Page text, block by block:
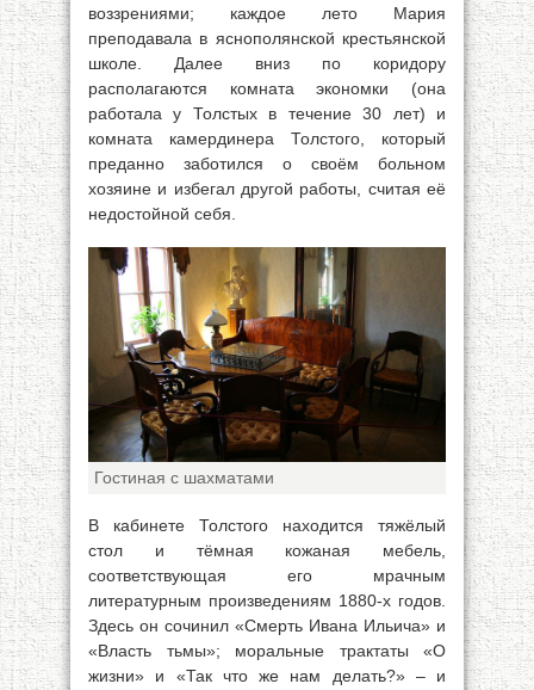
воззрениями; каждое лето Мария
преподавала в яснополянской крестьянской
школе. Далее вниз по коридору
располагаются комната экономки (она
работала у Толстых в течение 30 лет) и
комната камердинера Толстого, который
преданно заботился о своём больном
хозяине и избегал другой работы, считая её
недостойной себя.
Гостиная с шахматами
В кабинете Толстого находится тяжёлый
стол и тёмная кожаная мебель,
соответствующая его мрачным
литературным произведениям 1880-х годов.
Здесь он сочинил «Смерть Ивана Ильича» и
«Власть тьмы»; моральные трактаты «О
жизни» и «Так что же нам делать?» – и